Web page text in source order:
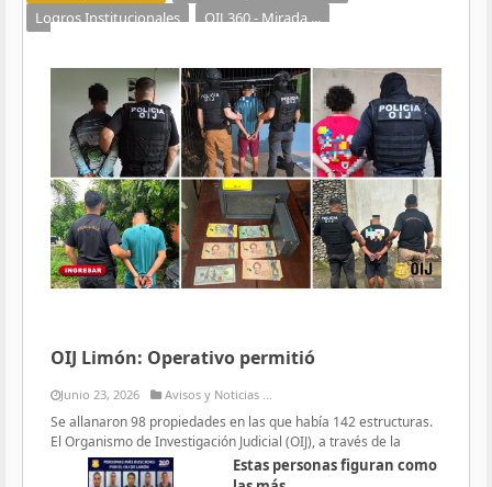
Logros Institucionales
OIJ 360 - Mirada ...
OIJ Limón: Operativo permitió
Junio 23, 2026 Avisos y Noticias ...
Se allanaron 98 propiedades en las que había 142 estructuras.
El Organismo de Investigación Judicial (OIJ), a través de la
Estas personas figuran como